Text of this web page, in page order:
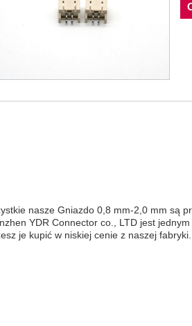
nasze Gniazdo 0,8 mm-2,0 mm są
YDR Connector co., LTD jest
je kupić w niskiej cenie z naszej